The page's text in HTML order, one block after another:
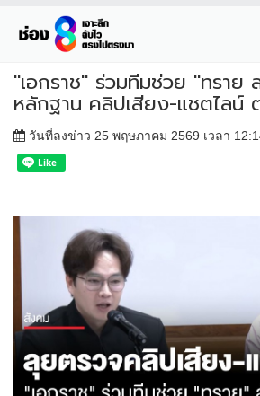
"เอกราช" ร่วมทีมช่วย "ทราย
หลักฐาน คลิปเสียง-แชตไลน์
วันที่ลงข่าว 25 พฤษภาคม 2569 เวลา